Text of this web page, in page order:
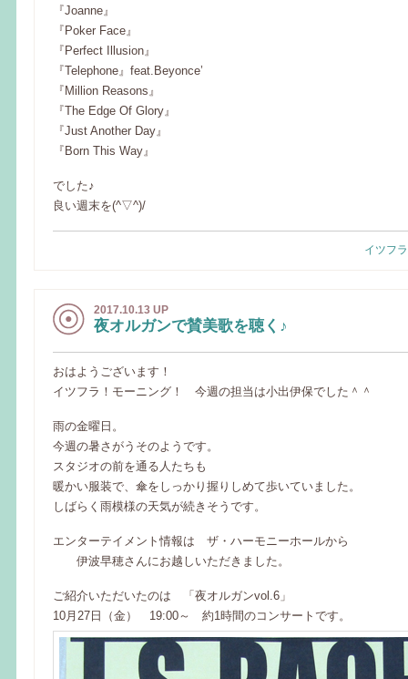
『Joanne』
『Poker Face』
『Perfect Illusion』
『Telephone』feat.Beyonce’
『Million Reasons』
『The Edge Of Glory』
『Just Another Day』
『Born This Way』
でした♪
良い週末を(^▽^)/
イツフ
2017.10.13 UP
夜オルガンで賛美歌を聴く♪
おはようございます！
イツフラ！モーニング！ 今週の担当は小出伊保でした＾＾
雨の金曜日。
今週の暑さがうそのようです。
スタジオの前を通る人たちも
暖かい服装で、傘をしっかり握りしめて歩いていました。
しばらく雨模様の天気が続きそうです。
エンターテイメント情報は ザ・ハーモニーホールから
伊波早穂さんにお越しいただきました。
ご紹介いただいたのは 「夜オルガンvol.6」
10月27日（金） 19:00～ 約1時間のコンサートです。